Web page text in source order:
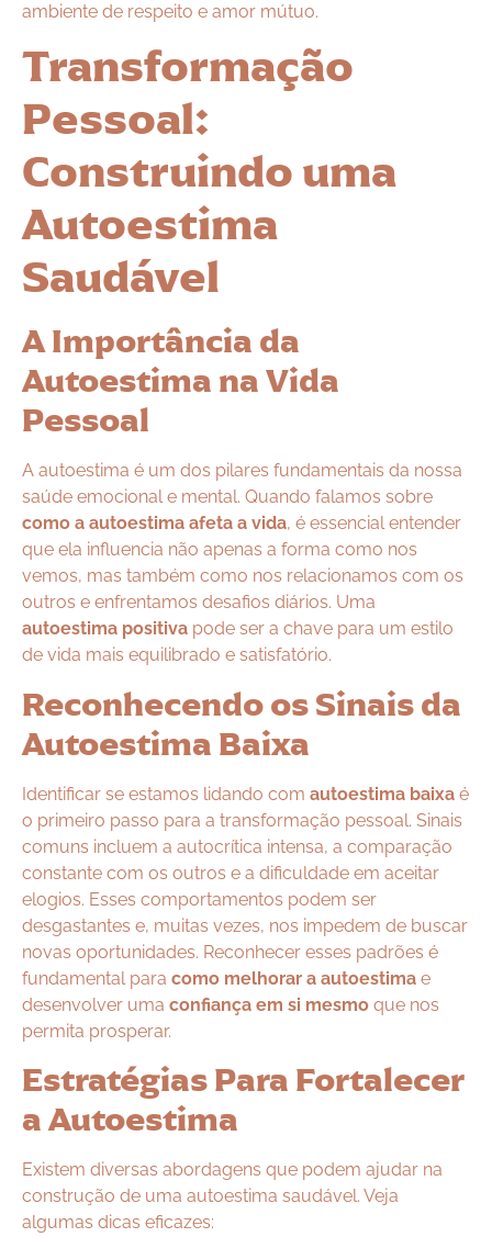
ambiente de respeito e amor mútuo.
Transformação
Pessoal:
Construindo uma
Autoestima
Saudável
A Importância da
Autoestima na Vida
Pessoal
A autoestima é um dos pilares fundamentais da nossa
saúde emocional e mental. Quando falamos sobre
como a autoestima afeta a vida, é essencial entender
que ela influencia não apenas a forma como nos
vemos, mas também como nos relacionamos com os
outros e enfrentamos desafios diários. Uma
autoestima positiva pode ser a chave para um estilo
de vida mais equilibrado e satisfatório.
Reconhecendo os Sinais da
Autoestima Baixa
Identificar se estamos lidando com autoestima baixa é
o primeiro passo para a transformação pessoal. Sinais
comuns incluem a autocrítica intensa, a comparação
constante com os outros e a dificuldade em aceitar
elogios. Esses comportamentos podem ser
desgastantes e, muitas vezes, nos impedem de buscar
novas oportunidades. Reconhecer esses padrões é
fundamental para como melhorar a autoestima e
desenvolver uma confiança em si mesmo que nos
permita prosperar.
Estratégias Para Fortalecer
a Autoestima
Existem diversas abordagens que podem ajudar na
construção de uma autoestima saudável. Veja
algumas dicas eficazes: